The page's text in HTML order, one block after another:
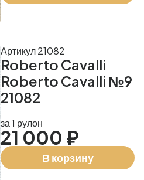
Roberto Cavalli
Roberto Cavalli №9
21082
Артикул 21082
за 1 рулон
21 000 ₽
В корзину